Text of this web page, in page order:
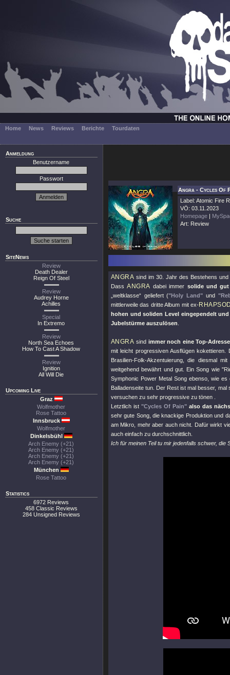
Home News Reviews Berichte Tourdaten
Anmeldung
Benutzername
Passwort
Suche
SiteNews
Review
Death Dealer
Reign Of Steel
Review
Audrey Horne
Achilles
Special
In Extremo
Review
North Sea Echoes
How To Cast A Shadow
Review
Ignition
All Will Die
Upcoming Live
Graz
Wolfmother
Rose Tattoo
Innsbruck
Wolfmother
Dinkelsbühl
Arch Enemy (+21)
Arch Enemy (+21)
Arch Enemy (+21)
Arch Enemy (+21)
München
Rose Tattoo
Statistics
6972 Reviews
458 Classic Reviews
284 Unsigned Reviews
Angra - Cycles Of
Label: Atomic Fire
VÖ: 03.11.2023
Homepage |
Art: Review
ANGRA sind im 30. Jahr des Bestehens
DassANGRA dabei immer solide und gut
„weltklasse“ geliefert ("Holy Land" und
mittlerweile das dritte Album mit ex-
hohen und soliden Level eingependelt
Jubelstürme auszulösen
ANGRA sind immer noch eine Top-
mit leicht progressiven Ausflügen
Brasilien-Folk-Akzentuierung, die diesmal
weitgehend bewährt und gut. Ein Song wie
Symphonic Power Metal Song ebenso, wie
Balladenseite tun. Der Rest ist mal besser,
versuchen zu sehr progressive zu tönen .
Letztlich ist"Cycles Of Pain" also das
sehr gute Song, die knackige Produktion und
am Mikro, mehr aber auch nicht. Dafür wirkt
auch einfach zu durchschnittlich.
Ich für meinen Teil tu mir jedenfalls schwer,